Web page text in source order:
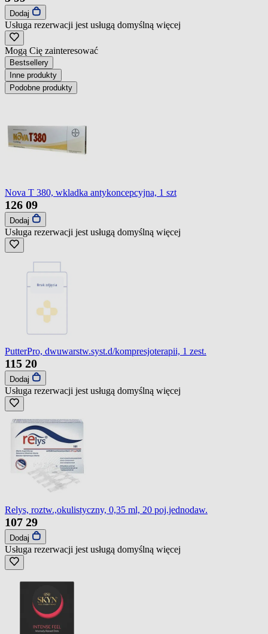
Dodaj
Usługa rezerwacji jest usługą domyślną więcej
Mogą Cię zainteresować
Bestsellery
Inne produkty
Podobne produkty
Nova T 380, wkladka antykoncepcyjna, 1 szt
126 09
Dodaj
Usługa rezerwacji jest usługą domyślną więcej
PutterPro, dwuwarstw.syst.d/kompresjoterapii, 1 zest.
115 20
Dodaj
Usługa rezerwacji jest usługą domyślną więcej
Relys, roztw.,okulistyczny, 0,35 ml, 20 poj.jednodaw.
107 29
Dodaj
Usługa rezerwacji jest usługą domyślną więcej